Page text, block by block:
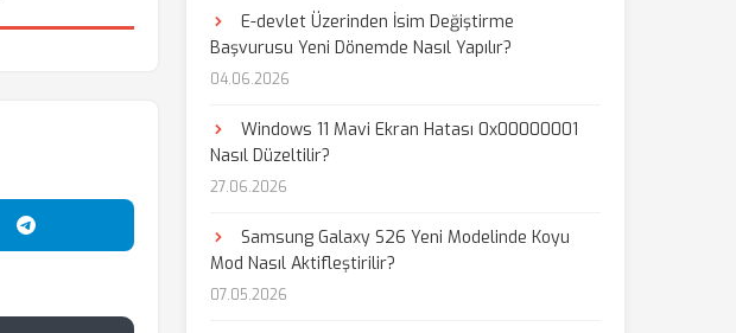
Telegram'da Paylaş
E-devlet Üzerinden İsim Değiştirme
Başvurusu Yeni Dönemde Nasıl Yapılır?
04.06.2026
Windows 11 Mavi Ekran Hatası 0x00000001
Nasıl Düzeltilir?
27.06.2026
Samsung Galaxy S26 Yeni Modelinde Koyu
Mod Nasıl Aktifleştirilir?
07.05.2026